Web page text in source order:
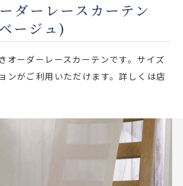
ーダーレースカーテン
ージュ)
オーダーレースカーテンです。サイズ
ンがご利用いただけます。詳しくは店